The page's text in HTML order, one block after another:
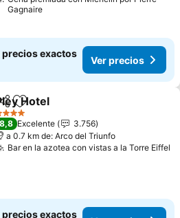
Gagnaire
precios exactos
Ver precios
Agregar a favoritos
Hotel
Estrellas
8,8 Excelente
3.756
a 0.7 km de: Arco del Triunfo
Bar en la azotea con vistas a la Torre Eiffel
precios exactos